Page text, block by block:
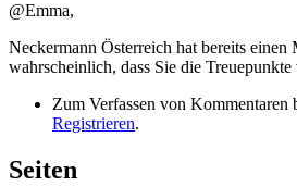
@Emma,
Neckermann Österreich hat bereits einen
wahrscheinlich, dass Sie die Treuepunkte
Zum Verfassen von Kommentaren
Registrieren.
Seiten